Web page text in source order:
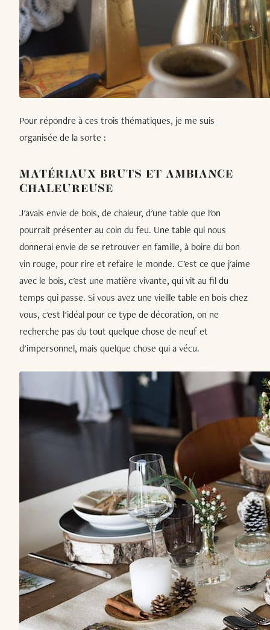
Pour répondre à ces trois thématiques, je me suis
organisée de la sorte :
MATÉRIAUX BRUTS ET AMBIANCE
CHALEUREUSE
J'avais envie de bois, de chaleur, d'une table que l'on
pourrait présenter au coin du feu. Une table qui nous
donnerai envie de se retrouver en famille, à boire du bon
vin rouge, pour rire et refaire le monde. C'est ce que j'aime
avec le bois, c'est une matière vivante, qui vit au fil du
temps qui passe. Si vous avez une vieille table en bois chez
vous, c'est l'idéal pour ce type de décoration, on ne
recherche pas du tout quelque chose de neuf et
d'impersonnel, mais quelque chose qui a vécu.